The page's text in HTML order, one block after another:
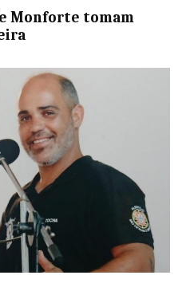
Monforte tomam